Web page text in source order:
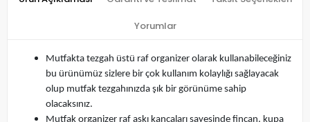
Yorumlar
Mutfakta tezgah üstü raf organizer olarak kullanabileceğiniz
bu ürünümüz sizlere bir çok kullanım kolaylığı sağlayacak
olup mutfak tezgahınızda şık bir görünüme sahip
olacaksınız.
Mutfak organizer raf askı kancaları sayesinde fincan, kupa